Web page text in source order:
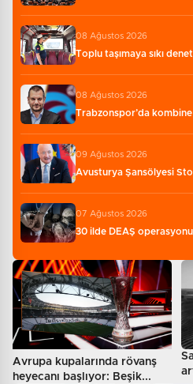
08 Ağustos 2026
Toplu taşımaya sıkı
08 Ağustos 2026
Trabzonspor’da
09 Ağustos 2026
Avusturya Şansölyesi
07 Ağustos 2026
30 ilde DEAŞ
Avrupa kupalarında rövanş
heyecanı başlıyor: Beşik...